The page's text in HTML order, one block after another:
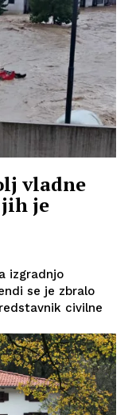
vladne
jih je
izgradnjo
se je zbralo
civilne